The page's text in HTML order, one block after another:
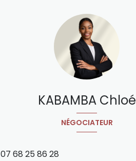
NÉGOCIATEUR
KABAMBA Chloé
07 68 25 86 28